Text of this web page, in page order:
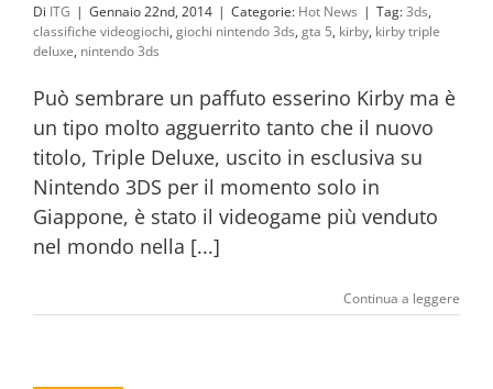
Di ITG | Gennaio 22nd, 2014 | Categorie: Hot News | Tag:3ds,
classifiche videogiochi, giochi nintendo 3ds, gta 5, kirby, kirby triple
deluxe, nintendo 3ds
Può sembrare un paffuto esserino Kirby ma è
un tipo molto agguerrito tanto che il nuovo
titolo, Triple Deluxe, uscito in esclusiva su
Nintendo 3DS per il momento solo in
Giappone, è stato il videogame più venduto
nel mondo nella [...]
Continua a leggere